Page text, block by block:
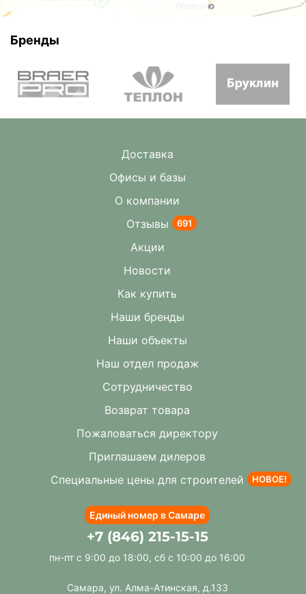
Бренды
Доставка
Офисы и базы
О компании
Отзывы
691
Акции
Новости
Как купить
Наши бренды
Наши объекты
Наш отдел продаж
Сотрудничество
Возврат товара
Пожаловаться директору
Приглашаем дилеров
Специальные цены для строителей
НОВОЕ!
Единый номер в Самаре
+7 (846) 215-15-15
пн-пт с 9:00 до 18:00, сб с 10:00 до 16:00
Самара, ул. Алма-Атинская, д.133